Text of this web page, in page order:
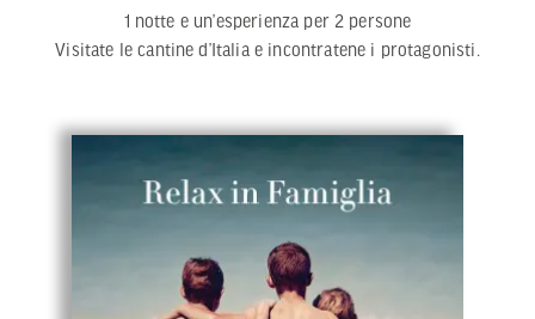
1 notte e un’esperienza per 2 persone
Visitate le cantine d’Italia e incontratene i protagonisti.